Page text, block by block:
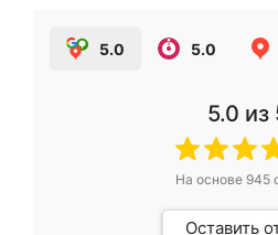
5.0 5.0
5.0 из
На основе 945
Оставить